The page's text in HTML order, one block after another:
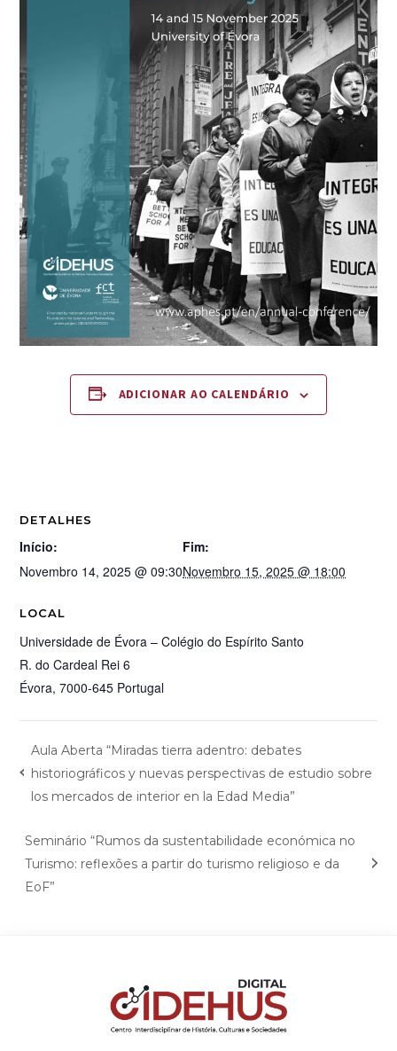
ADICIONAR AO CALENDÁRIO
DETALHES
Início:
Novembro 14, 2025 @ 09:30
Fim:
Novembro 15, 2025 @ 18:00
LOCAL
Universidade de Évora – Colégio do Espírito Santo
R. do Cardeal Rei 6
Évora, 7000-645 Portugal
Aula Aberta “Miradas tierra adentro: debates
historiográficos y nuevas perspectivas de estudio sobre
los mercados de interior en la Edad Media”
Seminário “Rumos da sustentabilidade económica no
Turismo: reflexões a partir do turismo religioso e da
EoF”